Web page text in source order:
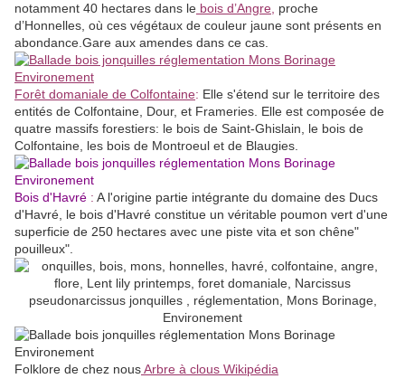
notamment 40 hectares dans le bois d’Angre proche
d’Honnelles, où ces végétaux de couleur jaune sont présents en
abondance.Gare aux amendes dans ce cas.
Forêt domaniale de Colfontaine: Elle s'étend sur le territoire des
entités de Colfontaine, Dour, et Frameries. Elle est composée de
quatre massifs forestiers: le bois de Saint-Ghislain, le bois de
Colfontaine, les bois de Montroeul et de Blaugies.
Bois d'Havré : A l'origine partie intégrante du domaine des Ducs
d'Havré, le bois d'Havré constitue un véritable poumon vert d'une
superficie de 250 hectares avec une piste vita et son chêne"
pouilleux".
Folklore de chez nousArbre à clous Wikipédia